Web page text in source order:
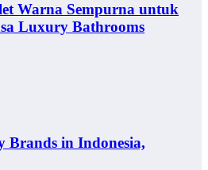
Warna Sempurna untuk
Luxury Bathrooms
Brands in Indonesia,